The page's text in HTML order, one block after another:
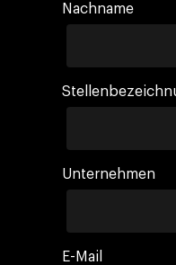
Nachname
Unternehmen
E-Mail